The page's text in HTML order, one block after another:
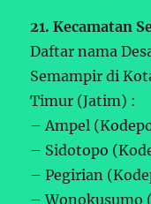
21. Kecamatan
Daftar nama
Semampir di
Timur (Jatim) :
– Ampel
– Sidotopo
– Pegirian
– Wonokusumo